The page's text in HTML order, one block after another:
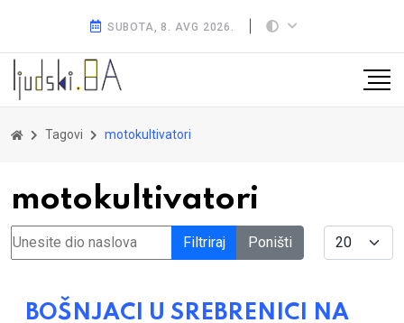
SUBOTA, 8. AVG 2026.
Tagovi motokultivatori
motokultivatori
Unesite dio naslova Filtriraj Poništi Display #
BOŠNJACI U SREBRENICI NA